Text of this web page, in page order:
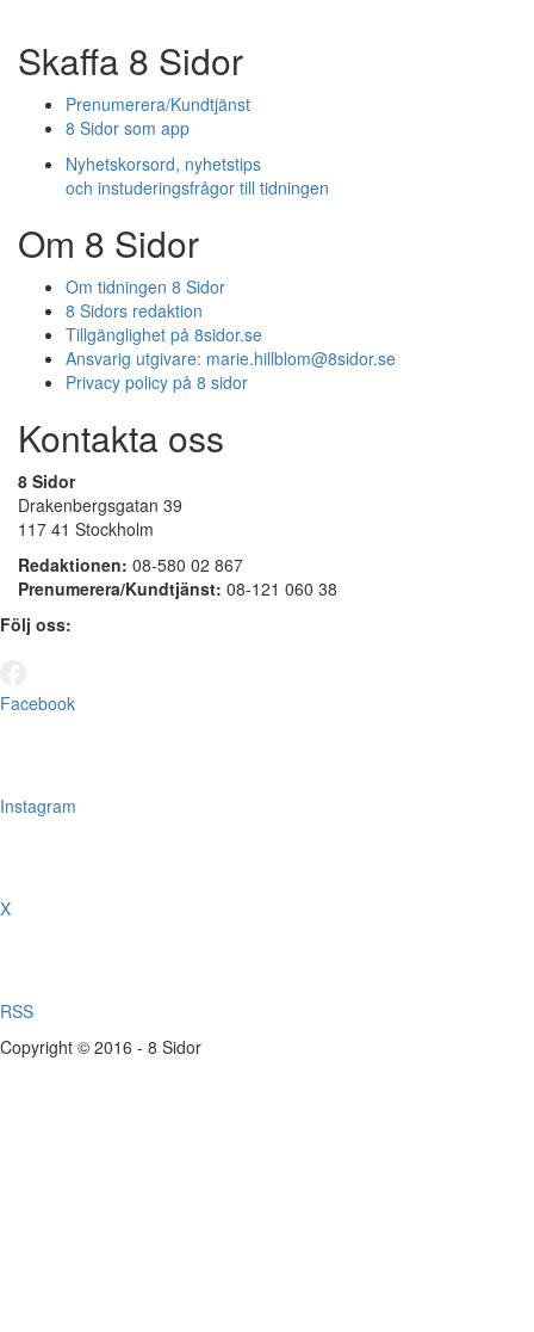
Skaffa 8 Sidor
Prenumerera/Kundtjänst
8 Sidor som app
Nyhetskorsord, nyhetstips
och instuderingsfrågor till tidningen
Om 8 Sidor
Om tidningen 8 Sidor
8 Sidors redaktion
Tillgänglighet på 8sidor.se
Ansvarig utgivare: marie.hillblom@8sidor.se
Privacy policy på 8 sidor
Kontakta oss
8 Sidor
Drakenbergsgatan 39
117 41 Stockholm
Redaktionen: 08-580 02 867
Prenumerera/Kundtjänst: 08-121 060 38
Följ oss:
Facebook
Instagram
X
RSS
Copyright © 2016 - 8 Sidor